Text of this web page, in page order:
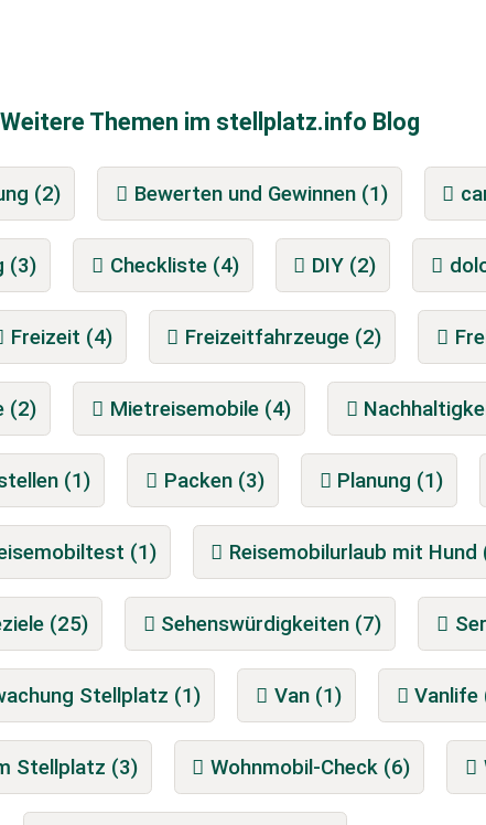
Weitere Themen im stellplatz.info Blog
(2) Bewerten und Gewinnen (1)
(3) Checkliste (4) DIY (2)
Freizeit (4) Freizeitfahrzeuge (2)
(2) Mietreisemobile (4)
(1) Packen (3) Planung (1)
(1) Reisemobilurlaub mit Hund
(25) Sehenswürdigkeiten (7)
Stellplatz (1) Van (1) Vanlife
Stellplatz (3) Wohnmobil-Check (6)